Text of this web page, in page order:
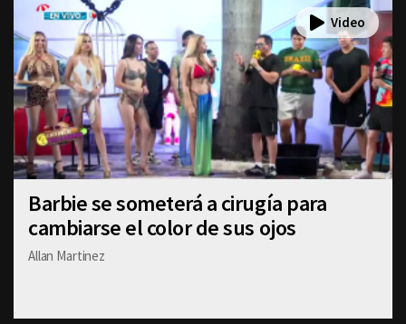
Barbie se someterá a cirugía para
cambiarse el color de sus ojos
Allan Martinez